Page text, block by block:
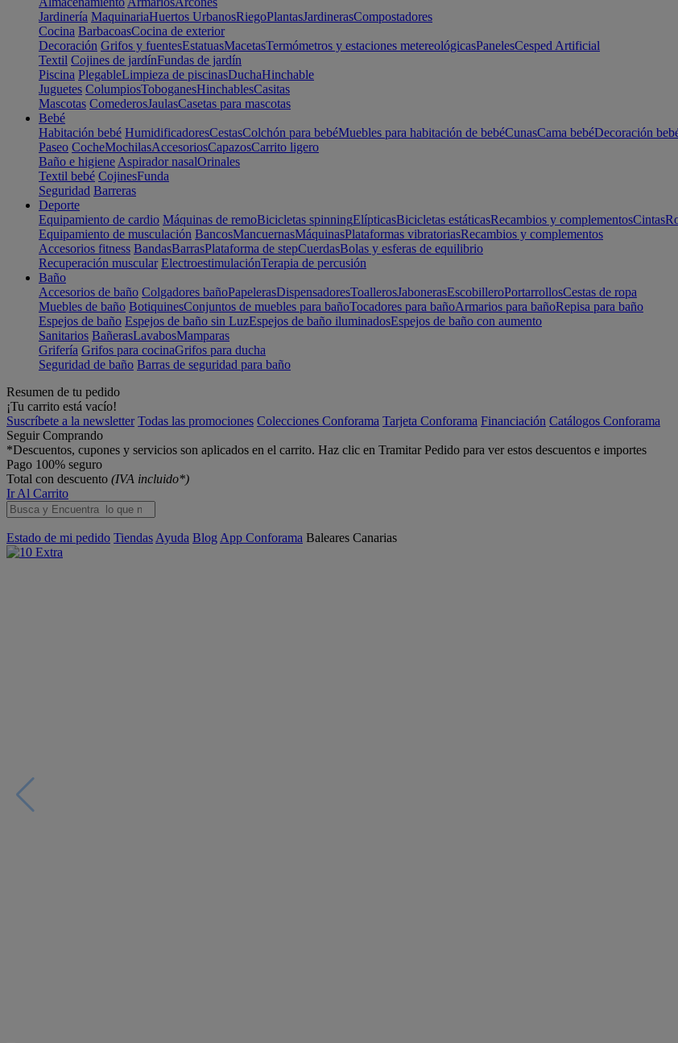
Jardinería MaquinariaHuertos UrbanosRiegoPlantasJardinerasCompostadores
Cocina BarbacoasCocina de exterior
Decoración Grifos y fuentesEstatuasMacetasTermómetros y estaciones metereológicasPanelesCesped Artificial
Textil Cojines de jardínFundas de jardín
Piscina PlegableLimpieza de piscinasDuchaHinchable
Juguetes ColumpiosToboganesHinchablesCasitas
Mascotas ComederosJaulasCasetas para mascotas
Bebé
Habitación bebé HumidificadoresCestasColchón para bebéMuebles para habitación de bebéCunasCama bebéDecoración
Paseo CocheMochilasAccesoriosCapazosCarrito ligero
Baño e higiene Aspirador nasalOrinales
Textil bebé CojinesFunda
Seguridad Barreras
Deporte
Equipamiento de cardio Máquinas de remoBicicletas spinningElípticasBicicletas estáticasRecambios y complementosCintas
Equipamiento de musculación BancosMancuernasMáquinasPlataformas vibratoriasRecambios y complementos
Accesorios fitness BandasBarrasPlataforma de stepCuerdasBolas y esferas de equilibrio
Recuperación muscular ElectroestimulaciónTerapia de percusión
Baño
Accesorios de baño Colgadores bañoPapelerasDispensadoresToallerosJabonerasEscobilleroPortarrollosCestas de ropa
Muebles de baño BotiquinesConjuntos de muebles para bañoTocadores para bañoArmarios para bañoRepisa para baño
Espejos de baño Espejos de baño sin LuzEspejos de baño iluminadosEspejos de baño con aumento
Sanitarios BañerasLavabosMamparas
Grifería Grifos para cocinaGrifos para ducha
Seguridad de baño Barras de seguridad para baño
Resumen de tu pedido
¡Tu carrito está vacío!
Suscríbete a la newsletter Todas las promociones Colecciones Conforama Tarjeta Conforama Financiación Catálogos Conforama
Seguir Comprando
*Descuentos, cupones y servicios son aplicados en el carrito. Haz clic en Tramitar Pedido para ver estos descuentos e importes
Pago 100% seguro
Total con descuento (IVA incluido*)
Ir Al Carrito
Estado de mi pedido Tiendas Ayuda Blog App Conforama Baleares Canarias